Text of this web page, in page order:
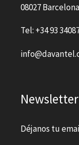
08027
Tel: +34 93
Newsletter
Déjanos tu